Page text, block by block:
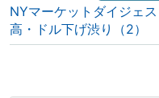
NYマーケットダイジェ
高・ドル下げ渋り（2）